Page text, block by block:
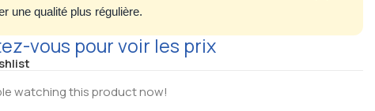
une qualité plus régulière.
vous pour voir les prix
watching this product now!